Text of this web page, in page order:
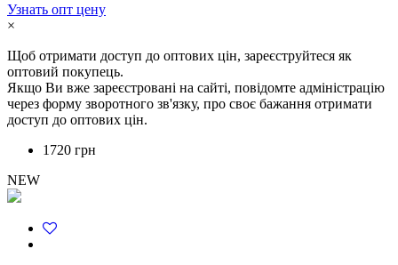
Узнать опт цену
×
Щоб отримати доступ до оптових цін, зареєструйтеся як
оптовий покупець.
Якщо Ви вже зареєстровані на сайті, повідомте адміністрацію
через форму зворотного зв'язку, про своє бажання отримати
доступ до оптових цін.
1720 грн
NEW